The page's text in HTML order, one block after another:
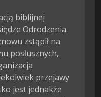
biblijnej
Odrodzenia.
zstąpił na
posłusznych,
przejawy
jest jednakże